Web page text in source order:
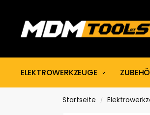
ELEKTROWERKZEUGE
Startseite /